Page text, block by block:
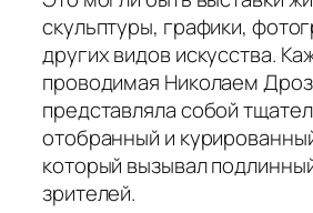
скульптуры, графики,
других видов искусства.
проводимая Николаем
представляла собой
отобранный и
который вызывал
зрителей.